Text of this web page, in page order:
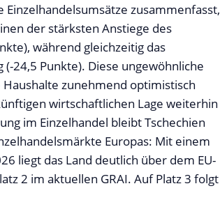
zusammenfasst,
der stärksten Anstiege des
während gleichzeitig das
24,5 Punkte). Diese ungewöhnliche
zunehmend optimistisch
wirtschaftlichen Lage weiterhin
im Einzelhandel bleibt Tschechien
Europas: Mit einem
liegt das Land deutlich über dem EU-
2 im aktuellen GRAI. Auf Platz 3 folgt